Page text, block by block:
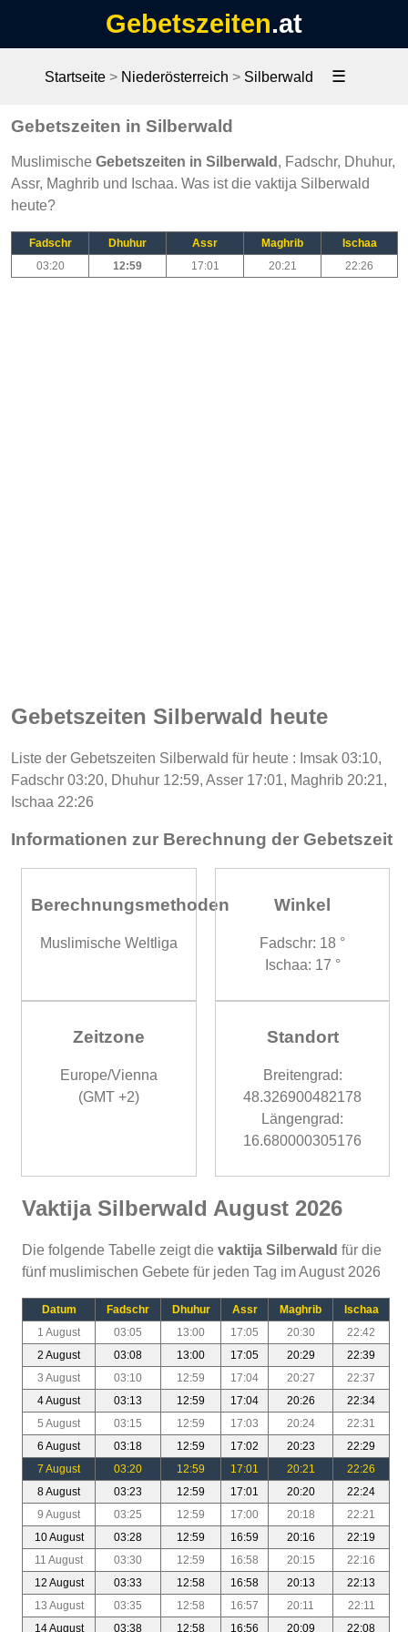
Gebetszeiten.at
Startseite> Niederösterreich > Silberwald ☰
Gebetszeiten in Silberwald
Muslimische Gebetszeiten in Silberwald , Fadschr, Dhuhur,
Assr, Maghrib und Ischaa. Was ist die vaktija Silberwald
heute?
Fadschr Dhuhur Assr Maghrib
Ischaa
03:20
12:59 17:01 20:21 22:26
Gebetszeiten Silberwald heute
Liste der Gebetszeiten Silberwald für heute : Imsak 03:10,
Fadschr 03:20, Dhuhur 12:59, Asser 17:01, Maghrib 20:21,
Ischaa 22:26
Informationen zur Berechnung der Gebetszeit
Berechnungsmethoden
Muslimische Weltliga
Winkel
Fadschr: 18 °
Ischaa: 17 °
Zeitzone
Europe/Vienna
(GMT +2)
Standort
Breitengrad:
48.326900482178
Längengrad:
16.680000305176
Vaktija Silberwald August 2026
Die folgende Tabelle zeigt die vaktija Silberwald für die
fünf muslimischen Gebete für jeden Tag im August 2026
Datum Fadschr Dhuhur Assr Maghrib
Ischaa
1 August
03:05 13:00 17:05 20:30
22:42
2 August
03:08 13:00 17:05 20:29
22:39
3 August
03:10 12:59 17:04 20:27
22:37
4 August
03:13 12:59 17:04 20:26
22:34
5 August
03:15 12:59 17:03 20:24
22:31
6 August
03:18 12:59 17:02 20:23
22:29
7 August
03:20 12:59 17:01 20:21
22:26
8 August
03:23 12:59 17:01 20:20
22:24
9 August
03:25 12:59 17:00 20:18
22:21
10 August
03:28 12:59 16:59 20:16
22:19
11 August
03:30 12:59 16:58 20:15
22:16
12 August
03:33 12:58 16:58 20:13
22:13
13 August
03:35 12:58 16:57 20:11
22:11
14 August
03:38 12:58 16:56 20:09 22:08